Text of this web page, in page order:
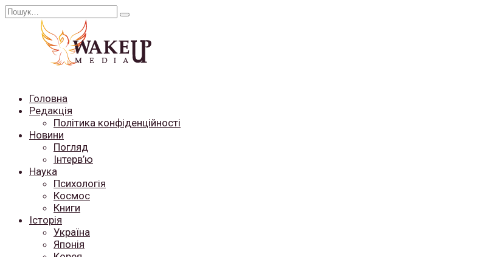
Перейти
Search
Головна
Редакція
Політика конфіденційності
Новини
Погляд
Інтерв’ю
Наука
Психологія
Космос
Книги
Історія
Україна
Японія